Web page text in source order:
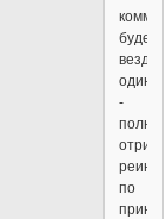
будет
везде
-
по